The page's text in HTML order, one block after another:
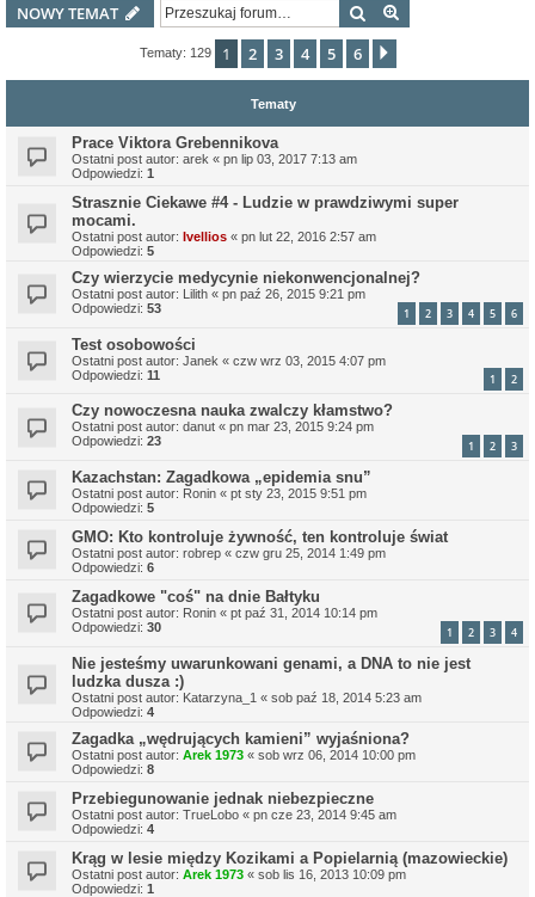
NOWY TEMAT Szukaj
Tematy: 129 1 2 3 4 5 6
Tematy
Prace Viktora Grebennikova
Ostatni post autor: arek « pn lip 03, 2017 7:13 am
Odpowiedzi: 1
Strasznie Ciekawe #4 - Ludzie w prawdziwymi super
mocami.
Ostatni post autor: Ivellios « pn lut 22, 2016 2:57 am
Odpowiedzi: 5
Czy wierzycie medycynie niekonwencjonalnej?
Ostatni post autor: Lilith « pn paź 26, 2015 9:21 pm
Odpowiedzi: 53 1 2 3 4 5 6
Test osobowości
Ostatni post autor: Janek « czw wrz 03, 2015 4:07 pm
Odpowiedzi: 11 1 2
Czy nowoczesna nauka zwalczy kłamstwo?
Ostatni post autor: danut « pn mar 23, 2015 9:24 pm
Odpowiedzi: 23 1 2 3
Kazachstan: Zagadkowa „epidemia snu”
Ostatni post autor: Ronin « pt sty 23, 2015 9:51 pm
Odpowiedzi: 5
GMO: Kto kontroluje żywność, ten kontroluje świat
Ostatni post autor: robrep « czw gru 25, 2014 1:49 pm
Odpowiedzi: 6
Zagadkowe "coś" na dnie Bałtyku
Ostatni post autor: Ronin « pt paź 31, 2014 10:14 pm
Odpowiedzi: 30 1 2 3 4
Nie jesteśmy uwarunkowani genami, a DNA to nie jest
ludzka dusza :)
Ostatni post autor: Katarzyna_1 « sob paź 18, 2014 5:23 am
Odpowiedzi: 4
Zagadka „wędrujących kamieni” wyjaśniona?
Ostatni post autor: Arek 1973 « sob wrz 06, 2014 10:00 pm
Odpowiedzi: 8
Przebiegunowanie jednak niebezpieczne
Ostatni post autor: TrueLobo « pn cze 23, 2014 9:45 am
Odpowiedzi: 4
Krąg w lesie między Kozikami a Popielarnią (mazowieckie)
Ostatni post autor: Arek 1973 « sob lis 16, 2013 10:09 pm
Odpowiedzi: 1